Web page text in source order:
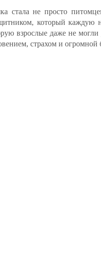
стала не просто
который каждую
взрослые даже не
страхом и огромной